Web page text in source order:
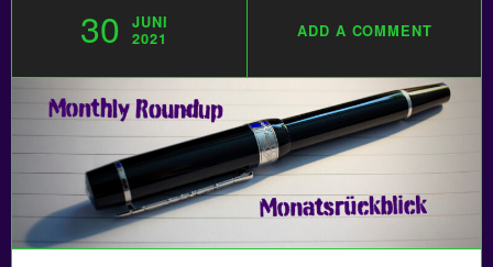
30
JUNI
2021
ADD A COMMENT